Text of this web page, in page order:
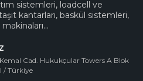
sistemleri, loadcell ve
kantarları, baskül sistemleri,
Cad. Hukukçular Towers A Blok
/ Türkiye